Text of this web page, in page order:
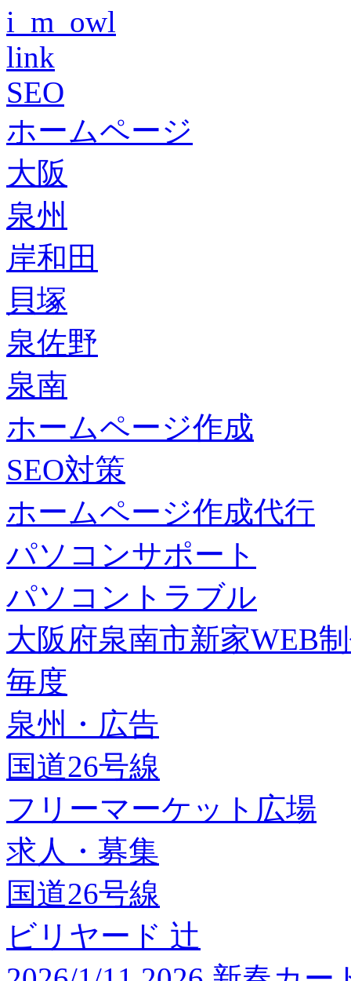
i_m_owl
link
SEO
ホームページ
大阪
泉州
岸和田
貝塚
泉佐野
泉南
ホームページ作成
SEO対策
ホームページ作成代行
パソコンサポート
パソコントラブル
大阪府泉南市新家WEB
毎度
泉州・広告
国道26号線
フリーマーケット広場
求人・募集
国道26号線
ビリヤード 辻